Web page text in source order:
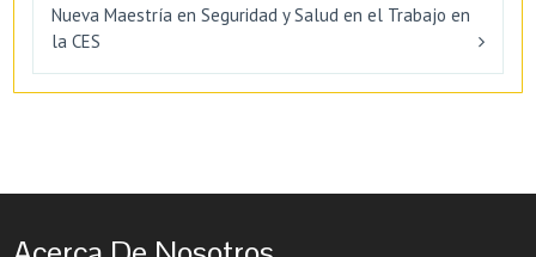
Nueva Maestría en Seguridad y Salud en el Trabajo en
la CES